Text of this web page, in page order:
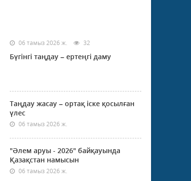
06 тамыз 2026 ж. 32
Бүгінгі таңдау – ертеңгі даму
Таңдау жасау – ортақ іске қосылған
үлес
06 тамыз 2026 ж.
"Әлем аруы - 2026" байқауында
Қазақстан намысын
06 тамыз 2026 ж.